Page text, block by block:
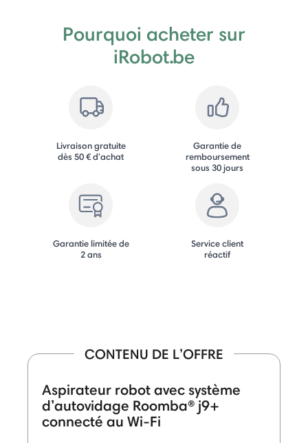
Pourquoi acheter sur
iRobot.be
Livraison gratuite
dès 50 € d'achat
Garantie de
remboursement
sous 30 jours
Garantie limitée de
2 ans
Service client
réactif
CONTENU DE L’OFFRE
Aspirateur robot avec système
d’autovidage Roomba® j9+
connecté au Wi-Fi